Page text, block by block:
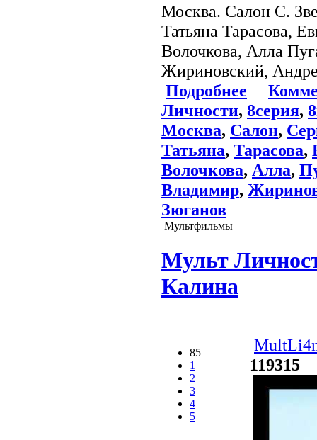
Москва. Салон С.
Татьяна Тарасова,
Волочкова, Алла
Жириновский,
Подробнее
Личности, 8серия,
Москва, Салон,
Татьяна, Тарасова,
Волочкова, Алла,
Владимир,
Зюганов
Мультфильмы
Мульт
Калина
85
1
2
3
4
5
119315